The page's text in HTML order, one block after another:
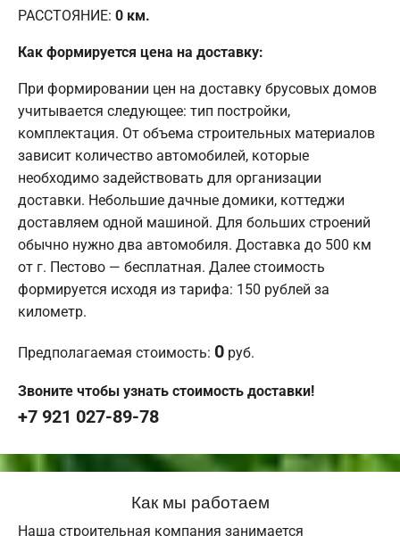
РАССТОЯНИЕ: 0 км.
Как формируется цена на доставку:
При формировании цен на доставку брусовых домов
учитывается следующее: тип постройки,
комплектация. От объема строительных материалов
зависит количество автомобилей, которые
необходимо задействовать для организации
доставки. Небольшие дачные домики, коттеджи
доставляем одной машиной. Для больших строений
обычно нужно два автомобиля. Доставка до 500 км
от г. Пестово — бесплатная. Далее стоимость
формируется исходя из тарифа: 150 рублей за
километр.
Предполагаемая стоимость: 0 руб.
Звоните чтобы узнать стоимость доставки!
+7 921 027-89-78
Как мы работаем
Наша строительная компания занимается